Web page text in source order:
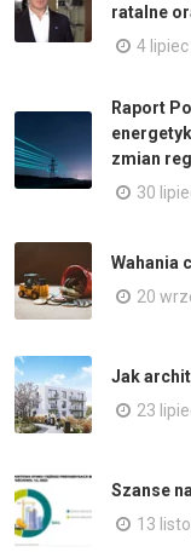
ratalne
4
Raport
zmian
30
Wahania
20
Jak
23
Szanse
13